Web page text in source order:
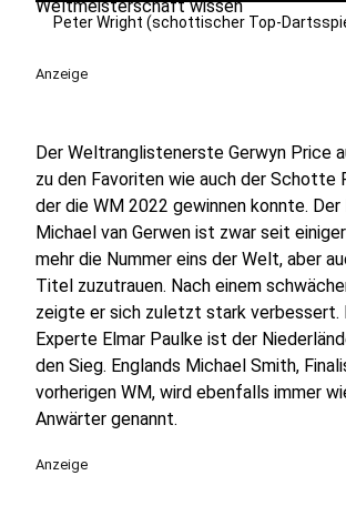
Peter Wright (schottischer Top-
Anzeige
Der Weltranglistenerste Gerwyn Price
zu den Favoriten wie auch der Schotte
der die WM 2022 gewinnen konnte. Der
Michael van Gerwen ist zwar seit
mehr die Nummer eins der Welt, aber
Titel zuzutrauen. Nach einem
zeigte er sich zuletzt stark verbessert.
Experte Elmar Paulke ist der
den Sieg. Englands Michael Smith,
vorherigen WM, wird ebenfalls immer
Anwärter genannt.
Anzeige